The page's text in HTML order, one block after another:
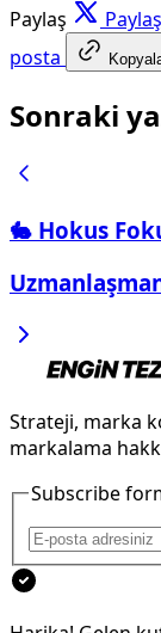
Paylaş Paylaş
posta
Sonraki
🐇 Hokus
Strateji, marka
markalama
Subscribe